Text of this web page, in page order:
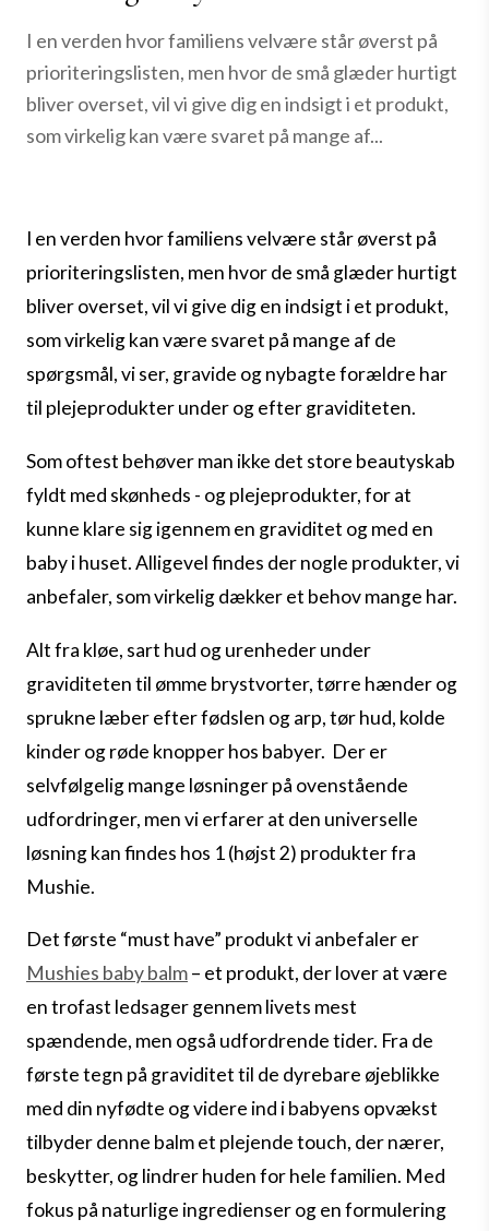
I en verden hvor familiens velvære står øverst på
prioriteringslisten, men hvor de små glæder hurtigt
bliver overset, vil vi give dig en indsigt i et produkt,
som virkelig kan være svaret på mange af...
I en verden hvor familiens velvære står øverst på
prioriteringslisten, men hvor de små glæder hurtigt
bliver overset, vil vi give dig en indsigt i et produkt,
som virkelig kan være svaret på mange af de
spørgsmål, vi ser, gravide og nybagte forældre har
til plejeprodukter under og efter graviditeten.
Som oftest behøver man ikke det store beautyskab
fyldt med skønheds - og plejeprodukter, for at
kunne klare sig igennem en graviditet og med en
baby i huset. Alligevel findes der nogle produkter, vi
anbefaler, som virkelig dækker et behov mange har.
Alt fra kløe, sart hud og urenheder under
graviditeten til ømme brystvorter, tørre hænder og
sprukne læber efter fødslen og arp, tør hud, kolde
kinder og røde knopper hos babyer. Der er
selvfølgelig mange løsninger på ovenstående
udfordringer, men vi erfarer at den universelle
løsning kan findes hos 1 (højst 2) produkter fra
Mushie.
Det første “must have” produkt vi anbefaler er
Mushies baby balm– et produkt, der lover at være
en trofast ledsager gennem livets mest
spændende, men også udfordrende tider. Fra de
første tegn på graviditet til de dyrebare øjeblikke
med din nyfødte og videre ind i babyens opvækst
tilbyder denne balm et plejende touch, der nærer,
beskytter, og lindrer huden for hele familien. Med
fokus på naturlige ingredienser og en formulering